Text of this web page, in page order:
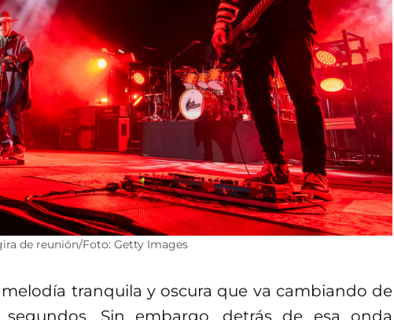
de reunión/Foto: Getty Images
tranquila y oscura que va cambiando de
Sin embargo, detrás de esa onda